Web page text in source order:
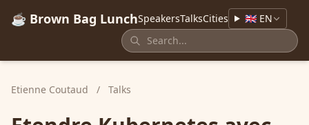
☕ Brown Bag LunchSpeakersTalksCities 🇬🇧 EN
Etienne Coutaud / Talks